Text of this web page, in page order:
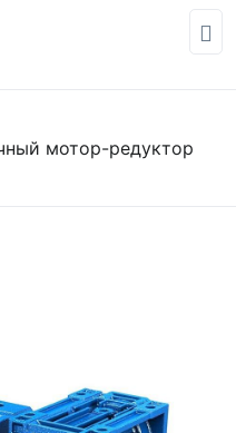
мотор-редуктор